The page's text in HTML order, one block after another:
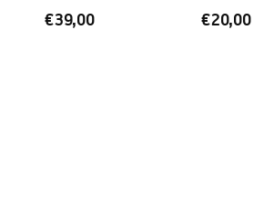
€39,00 €20,00